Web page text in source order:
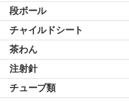
段ボール
チャイルドシート
茶わん
注射針
チューブ類